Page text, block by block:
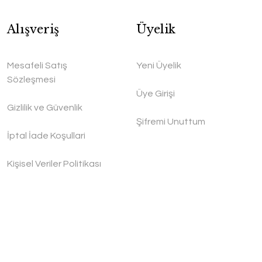
Alışveriş
Mesafeli Satış
Sözleşmesi
Gizlilik ve Güvenlik
İptal İade Koşullari
Kişisel Veriler Politikası
Üyelik
Yeni Üyelik
Üye Girişi
Şifremi Unuttum